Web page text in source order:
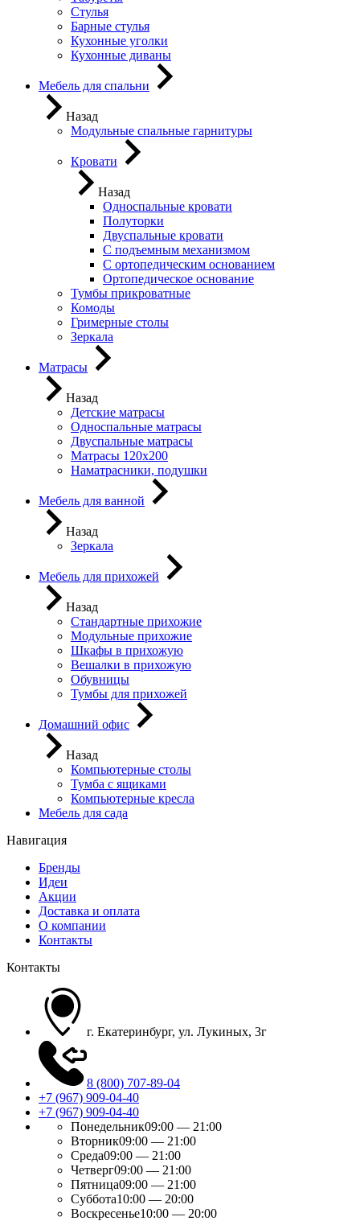
Стулья
Барные стулья
Кухонные уголки
Кухонные диваны
Мебель для спальни
Назад
Модульные спальные гарнитуры
Кровати
Назад
Односпальные кровати
Полуторки
Двуспальные кровати
С подъемным механизмом
С ортопедическим основанием
Ортопедическое основание
Тумбы прикроватные
Комоды
Гримерные столы
Зеркала
Матрасы
Назад
Детские матрасы
Односпальные матрасы
Двуспальные матрасы
Матрасы 120х200
Наматрасники, подушки
Мебель для ванной
Назад
Зеркала
Мебель для прихожей
Назад
Стандартные прихожие
Модульные прихожие
Шкафы в прихожую
Вешалки в прихожую
Обувницы
Тумбы для прихожей
Домашний офис
Назад
Компьютерные столы
Тумба с ящиками
Компьютерные кресла
Мебель для сада
Навигация
Бренды
Идеи
Акции
Доставка и оплата
О компании
Контакты
Контакты
г. Екатеринбург, ул. Лукиных, 3г
8 (800) 707-89-04
+7 (967) 909-04-40
+7 (967) 909-04-40
Понедельник09:00 — 21:00
Вторник09:00 — 21:00
Среда09:00 — 21:00
Четверг09:00 — 21:00
Пятница09:00 — 21:00
Суббота10:00 — 20:00
Воскресенье10:00 — 20:00